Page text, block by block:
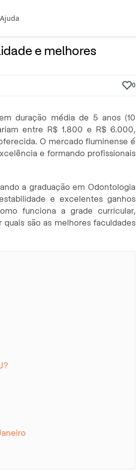
Ajuda
e melhores
0
duração média de 5 anos (10
entre R$ 1.800 e R$ 6.000,
O mercado fluminense é
e formando profissionais
a graduação em Odontologia
e excelentes ganhos
funciona a grade curricular,
são as melhores faculdades